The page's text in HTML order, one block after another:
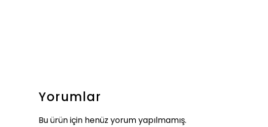
Yorumlar
Bu ürün için henüz yorum yapılmamış.